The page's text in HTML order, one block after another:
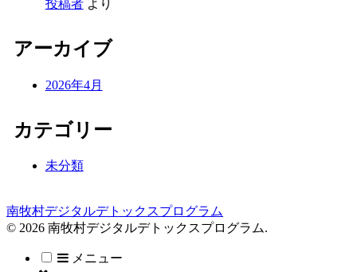
投稿者より
アーカイブ
2026年4月
カテゴリー
未分類
南牧村デジタルデトックスプログラム
© 2026 南牧村デジタルデトックスプログラム.
メニュー